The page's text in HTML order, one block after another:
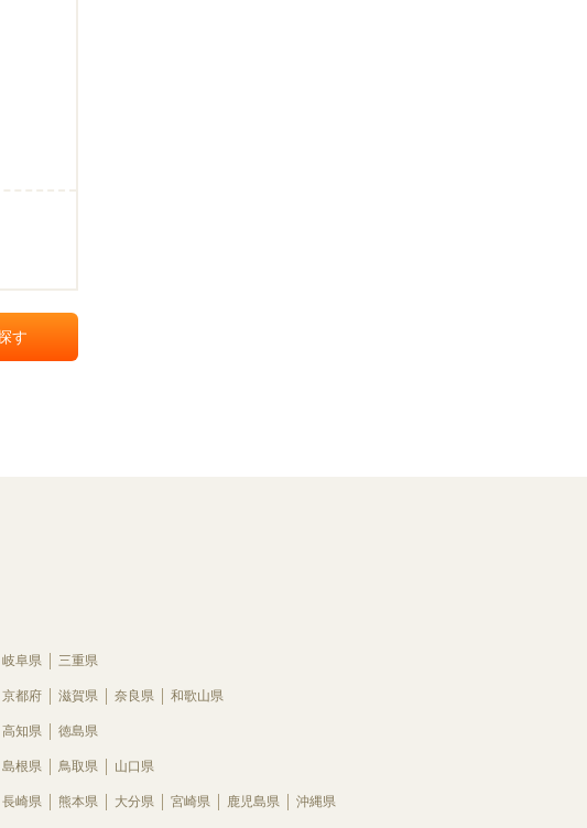
岐阜県 三重県
京都府 滋賀県 奈良県 和歌山県
高知県 徳島県
島根県 鳥取県 山口県
長崎県 熊本県 大分県 宮崎県 鹿児島県 沖縄県